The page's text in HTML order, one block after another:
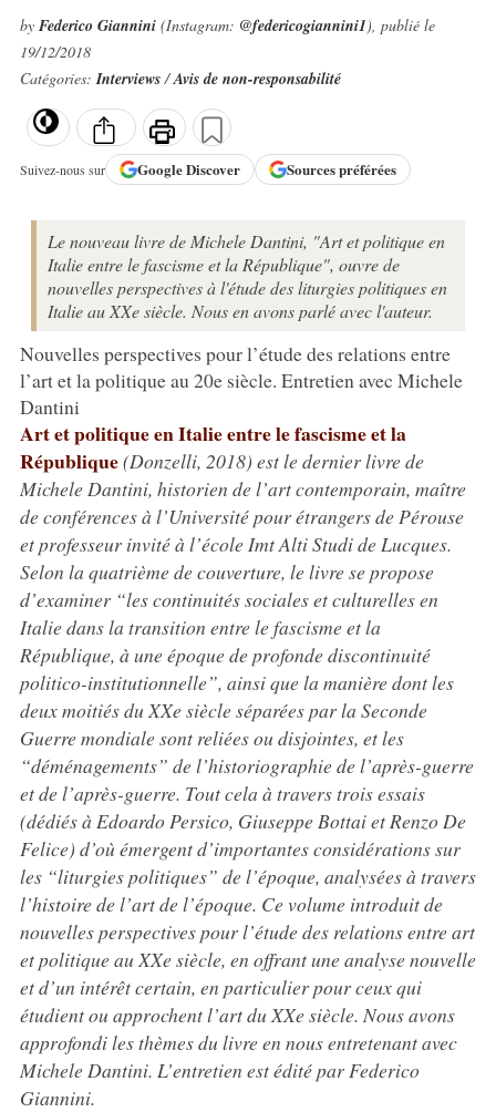
by Federico Giannini(Instagram: @federicogiannini1), publié le
19/12/2018
Catégories:Interviews/Avis de non-responsabilité
Suivez-nous sur GoogleDiscover Sources préférées
Le nouveau livre de Michele Dantini, "Art et politique en
Italie entre le fascisme et la République", ouvre de
nouvelles perspectives à l'étude des liturgies politiques en
Italie au XXe siècle. Nous en avons parlé avec l'auteur.
Nouvelles perspectives pour l’étude des relations entre
l’art et la politique au 20e siècle. Entretien avec Michele
Dantini
Art et politique en Italie entre le fascisme et la
République(Donzelli, 2018) est le dernier livre de
Michele Dantini, historien de l’art contemporain, maître
de conférences à l’Université pour étrangers de Pérouse
et professeur invité à l’école Imt Alti Studi de Lucques.
Selon la quatrième de couverture, le livre se propose
d’examiner “les continuités sociales et culturelles en
Italie dans la transition entre le fascisme et la
République, à une époque de profonde discontinuité
politico-institutionnelle”, ainsi que la manière dont les
deux moitiés du XXe siècle séparées par la Seconde
Guerre mondiale sont reliées ou disjointes, et les
“déménagements” de l’historiographie de l’après-guerre
et de l’après-guerre. Tout cela à travers trois essais
(dédiés à Edoardo Persico, Giuseppe Bottai et Renzo De
Felice) d’où émergent d’importantes considérations sur
les “liturgies politiques” de l’époque, analysées à travers
l’histoire de l’art de l’époque. Ce volume introduit de
nouvelles perspectives pour l’étude des relations entre art
et politique au XXe siècle, en offrant une analyse nouvelle
et d’un intérêt certain, en particulier pour ceux qui
étudient ou approchent l’art du XXe siècle. Nous avons
approfondi les thèmes du livre en nous entretenant avec
Michele Dantini. L’entretien est édité par Federico
Giannini.